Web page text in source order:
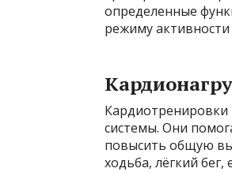
определенные
режиму активности
Кардиотренировки
системы. Они
повысить общую
ходьба, лёгкий бег,